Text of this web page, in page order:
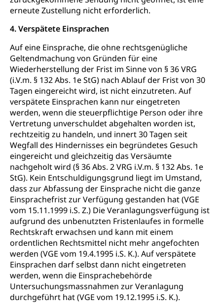
erneute Zustellung nicht erforderlich.
4. Verspätete Einsprachen
Auf eine Einsprache, die ohne rechtsgenügliche
Geltendmachung von Gründen für eine
Wiederherstellung der Frist im Sinne von § 36 VRG
(i.V.m. § 132 Abs. 1e StG) nach Ablauf der Frist von 30
Tagen eingereicht wird, ist nicht einzutreten. Auf
verspätete Einsprachen kann nur eingetreten
werden, wenn die steuerpflichtige Person oder ihre
Vertretung unverschuldet abgehalten worden ist,
rechtzeitig zu handeln, und innert 30 Tagen seit
Wegfall des Hindernisses ein begründetes Gesuch
eingereicht und gleichzeitig das Versäumte
nachgeholt wird (§ 36 Abs. 2 VRG i.V.m. § 132 Abs. 1e
StG). Kein Entschuldigungsgrund liegt im Umstand,
dass zur Abfassung der Einsprache nicht die ganze
Einsprachefrist zur Verfügung gestanden hat (VGE
vom 15.11.1999 i.S. Z.) Die Veranlagungsverfügung ist
aufgrund des unbenutzten Fristenlaufes in formelle
Rechtskraft erwachsen und kann mit einem
ordentlichen Rechtsmittel nicht mehr angefochten
werden (VGE vom 19.4.1995 i.S. K.). Auf verspätete
Einsprachen darf selbst dann nicht eingetreten
werden, wenn die Einsprachebehörde
Untersuchungsmassnahmen zur Veranlagung
durchgeführt hat (VGE vom 19.12.1995 i.S. K.).
(Geoportal)
Klimaveränderung, Treibhauseffekt
Atmosphäre, Luft, Klima (Geoportal)
Klima
Raumplanung
Raumplan, Nutzungsplan
Raumdatenpool
Richtplanung Kanton Luzern (ARE)
Raum und Wirtschaft rawi